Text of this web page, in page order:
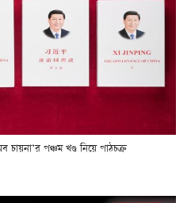
চায়না’র পঞ্চম খণ্ড নিয়ে পাঠচক্র